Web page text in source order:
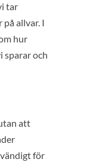
tar
allvar. I
hur
sparar och
att
för